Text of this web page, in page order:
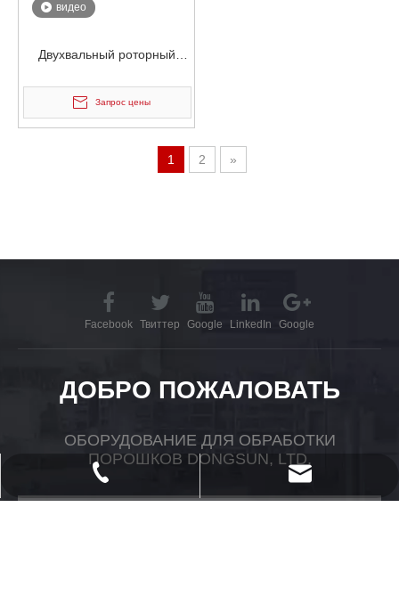
видео
Двухвальный роторный
смеситель для порошковых
контейнеров
Запрос цены
1 2 »
Facebook Твиттер Google LinkedIn Google
ДОБРО ПОЖАЛОВАТЬ
ОБОРУДОВАНИЕ ДЛЯ ОБРАБОТКИ
ПОРОШКОВ DONGSUN, LTD.